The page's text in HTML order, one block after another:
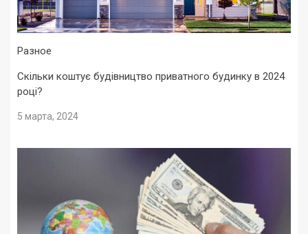
Разное
Скільки коштує будівництво приватного будинку в 2024
році?
5 марта, 2024